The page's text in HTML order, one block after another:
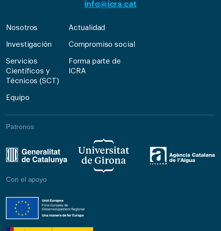
info@icra.cat
Nosotros
Investigación
Servicios
Científicos y
Técnicos (SCT)
Equipo
Actualidad
Compromiso social
Forma parte de
ICRA
Patronos
Con el apoyo